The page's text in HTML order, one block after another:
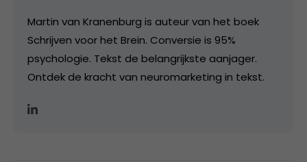
Martin van Kranenburg is auteur van het boek
Schrijven voor het Brein. Conversie is 95%
psychologie. Tekst de belangrijkste aanjager.
Ontdek de kracht van neuromarketing in tekst.